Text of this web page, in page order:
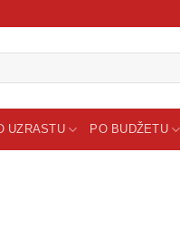
UZRASTU PO BUDŽETU